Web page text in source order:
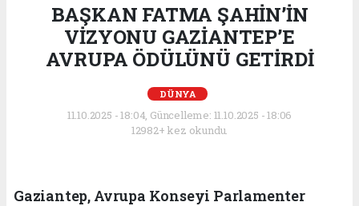
BAŞKAN FATMA ŞAHİN’İN
VİZYONU GAZİANTEP’E
AVRUPA ÖDÜLÜNÜ GETİRDİ
DÜNYA
11.10.2025 - 18:04, Güncelleme: 11.10.2025 - 18:06
12982+ kez okundu.
Gaziantep, Avrupa Konseyi Parlamenter